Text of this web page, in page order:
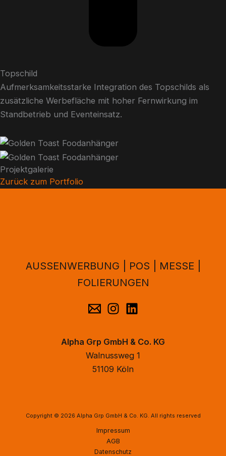
Topschild
Aufmerksamkeitsstarke Integration des Topschilds als
zusätzliche Werbefläche mit hoher Fernwirkung im
Standbetrieb und Eventeinsatz.
Projektgalerie
Zurück zum Portfolio
AUSSENWERBUNG | POS | MESSE |
FOLIERUNGEN
Alpha Grp GmbH & Co. KG
Walnussweg 1
51109 Köln
Copyright © 2026 Alpha Grp GmbH & Co. KG. All rights reserved
Impressum
AGB
Datenschutz